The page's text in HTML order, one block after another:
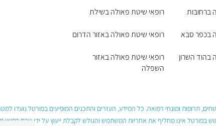
ברחובות
בכפר סבא
בהוד השרון
רופאי שיטת פאולה בשילת
רופאי שיטת פאולה באזור הדרום
רופאי שיטת פאולה באזור
השפלה
תרופות ומונחי רפואה. כל המידע, העזרים והתכנים המופיעים בפורטל נועדו
בפורטל אינו מחליף את אחריות המשתמש והגולש לקבלת ייעוץ על ידי גורם רפואי